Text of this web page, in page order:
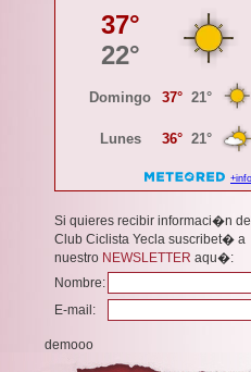
Si quieres recibir informaci�n del
Club Ciclista Yecla suscribet� a
nuestro NEWSLETTER aqu�:
Nombre:
E-mail:
demooo